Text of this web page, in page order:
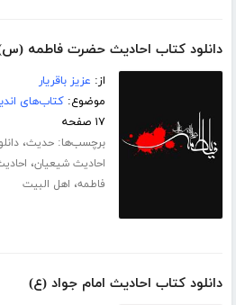
دانلود کتاب احادیث حضرت فاطمه
از: عزیز باقریار
موضوع:کتاب‌های
۱۷ صفحه
برچسب‌ها:حدیث،
احادیث شیعیان،
فاطمه، اهل البیت
دانلود کتاب احادیث امام جواد (ع)